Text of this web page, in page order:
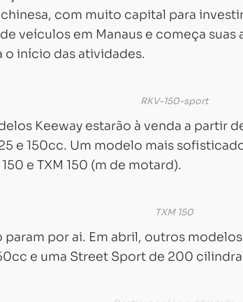
com muito capital para
veículos em Manaus e começa
o início das atividades.
RKV-150-sport
Keeway estarão à venda a partir
e 150cc. Um modelo mais
e TXM 150 (m de motard).
TXM 150
param por ai. Em abril, outros
e uma Street Sport de 200